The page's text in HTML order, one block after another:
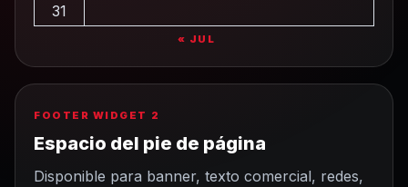
31
« JUL
FOOTER WIDGET 2
Espacio del pie de página
Disponible para banner, texto comercial, redes,